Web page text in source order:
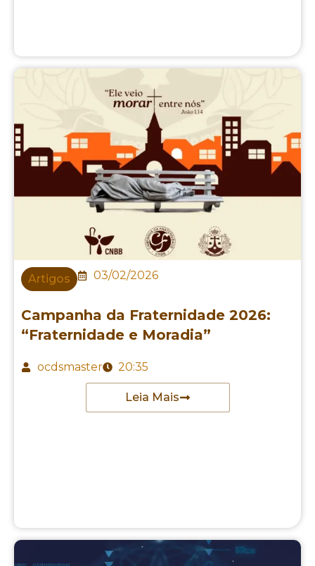
Artigos 03/02/2026
Campanha da Fraternidade 2026:
“Fraternidade e Moradia”
ocdsmaster 20:35
Leia Mais